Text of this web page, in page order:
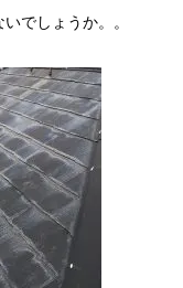
でしょうか。。